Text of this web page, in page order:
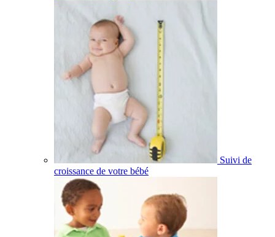
Suivi de
croissance de votre bébé